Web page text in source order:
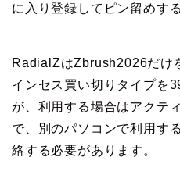
に入り登録してピン留めす
RadialZはZbrush2026だけ
インセス買い切りタイプを
が、利用する場合はアクテ
で、別のパソコンで利用す
絡する必要があります。